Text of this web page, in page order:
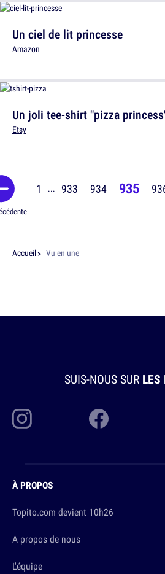
Un ciel de lit princesse
Amazon
Un joli tee-shirt "pizza
Etsy
1 ... 933 934 935
Accueil Vu en une
SUIS-NOUS SUR LES
À PROPOS
Topito.com devient 10h26
A propos de nous
L'équipe